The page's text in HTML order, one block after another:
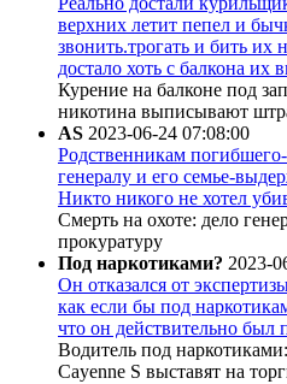
верхних летит пепел и
звонить.трогать и бить их
достало хоть с балкона их
Курение на балконе под
никотина выписывают
AS 2023-06-24 07:08:00
Родственникам
генералу и его семье-
Никто никого не хотел
Смерть на охоте: дело
прокуратуру
Под наркотиками? 2023-
Он отказался от
как если бы под
что он действительно был
Водитель под
Cayenne S выставят на